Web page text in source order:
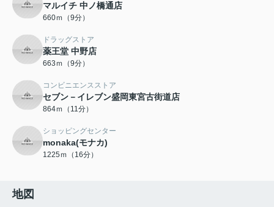
マルイチ 中ノ橋通店
660ｍ（9分）
ドラッグストア
薬王堂 中野店
663ｍ（9分）
コンビニエンスストア
セブン－イレブン盛岡東宮古街道店
864ｍ（11分）
ショッピングセンター
monaka(モナカ)
1225ｍ（16分）
地図